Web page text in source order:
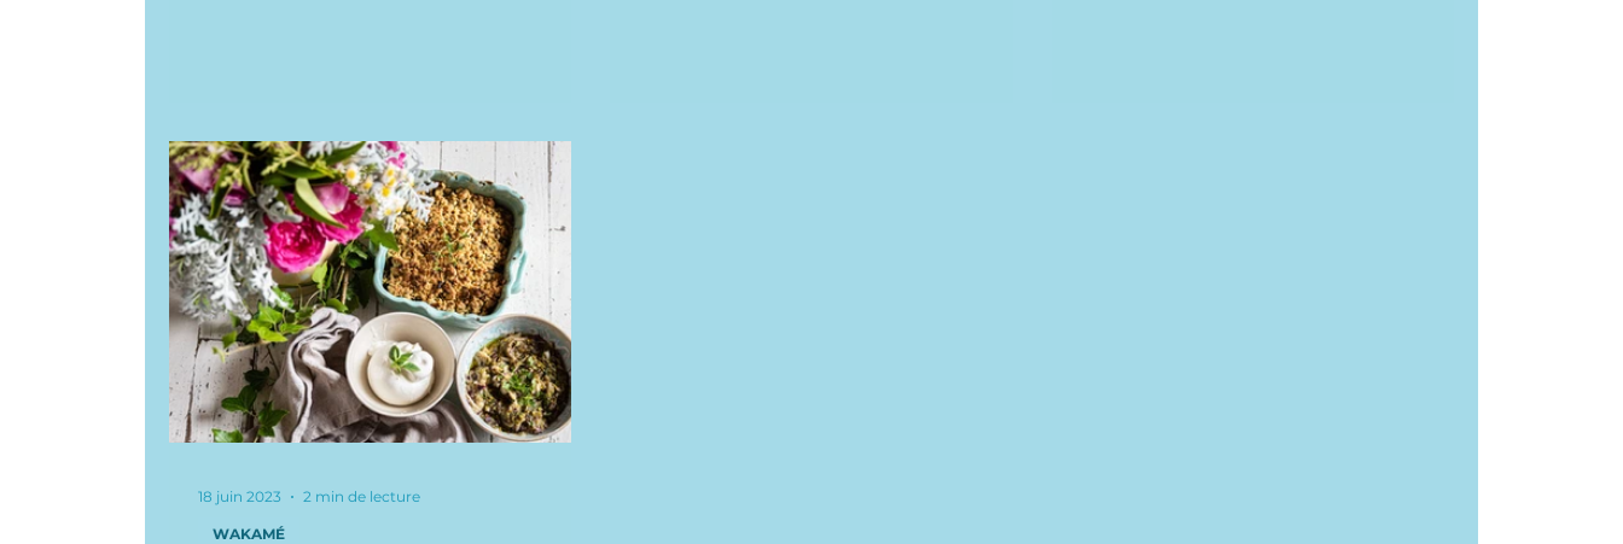
WAKAMÉ
18 juin 2023 2 min de lecture